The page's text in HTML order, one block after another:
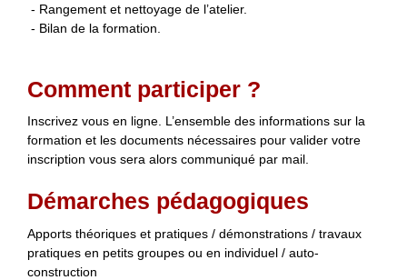
- Rangement et nettoyage de l’atelier.
- Bilan de la formation.
Comment participer ?
Inscrivez vous en ligne. L’ensemble des informations sur la
formation et les documents nécessaires pour valider votre
inscription vous sera alors communiqué par mail.
Démarches pédagogiques
Apports théoriques et pratiques / démonstrations / travaux
pratiques en petits groupes ou en individuel / auto-
construction